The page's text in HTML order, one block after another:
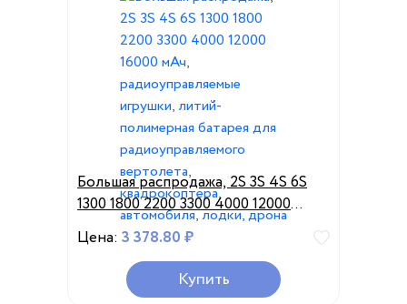
Большая распродажа, 2S 3S 4S 6S
1300 1800 2200 3300 4000 12000
16000 мАч, радиоуправляемые
игрушки, литий-полимерная
батарея для радиоуправляемого
вертолета, квадрокоптера,
Цена: 3 378.80 ₽
Купить